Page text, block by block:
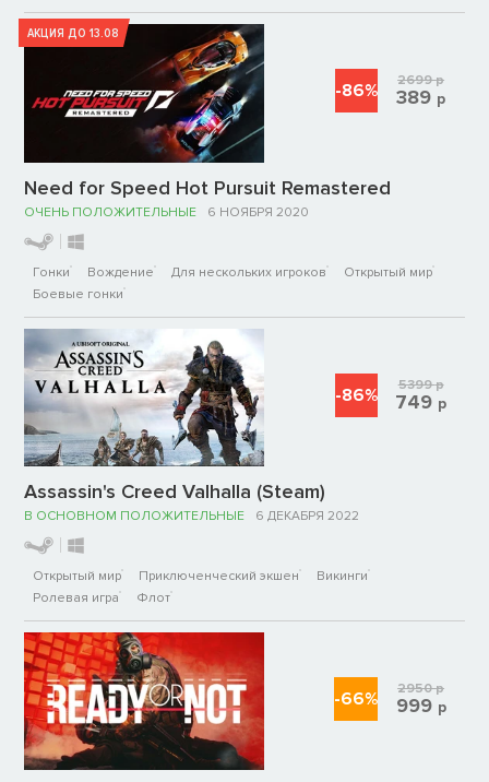
АКЦИЯ ДО 13.08
Need for Speed Hot Pursuit Remastered
ОЧЕНЬ ПОЛОЖИТЕЛЬНЫЕ 6 НОЯБРЯ 2020
Гонки Вождение Для нескольких игроков
Открытый мир
Боевые гонки
-86% 2699р
389 р
Assassin's Creed Valhalla (Steam)
В ОСНОВНОМ ПОЛОЖИТЕЛЬНЫЕ 6 ДЕКАБРЯ 2022
Открытый мир Приключенческий экшен
Викинги
Ролевая игра
Флот
-86% 5399р
749 р
-66% 2950р
999 р